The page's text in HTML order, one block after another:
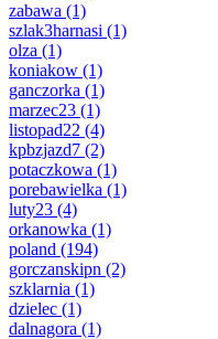
zabawa (1)
szlak3harnasi (1)
olza (1)
koniakow (1)
ganczorka (1)
marzec23 (1)
listopad22 (4)
kpbzjazd7 (2)
potaczkowa (1)
porebawielka (1)
luty23 (4)
orkanowka (1)
poland (194)
gorczanskipn (2)
szklarnia (1)
dzielec (1)
dalnagora (1)